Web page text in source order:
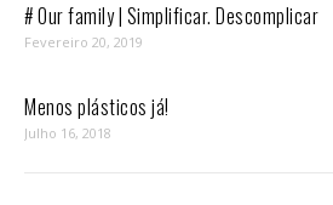
# Our family | Simplificar. Descomplicar
Fevereiro 20, 2019
Menos plásticos já!
Julho 16, 2018